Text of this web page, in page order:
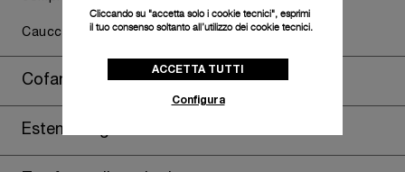
Caucciù nero, STD, 24/22, BA
Cofanetto dell'orologio
Estendi la garanzia
Cliccando su "accetta solo i cookie tecnici", esprimi
il tuo consenso soltanto all’utilizzo dei cookie tecnici.
ACCETTA TUTTI
Configura